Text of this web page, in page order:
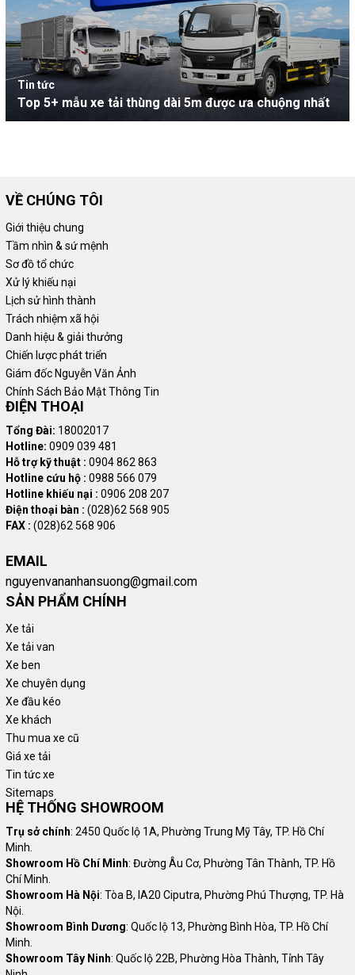
Tin tức
Top 5+ mẫu xe tải thùng dài 5m được ưa chuộng nhất
VỀ CHÚNG TÔI
Giới thiệu chung
Tầm nhìn & sứ mệnh
Sơ đồ tổ chức
Xử lý khiếu nại
Lịch sử hình thành
Trách nhiệm xã hội
Danh hiệu & giải thưởng
Chiến lược phát triển
Giám đốc Nguyễn Văn Ảnh
Chính Sách Bảo Mật Thông Tin
ĐIỆN THOẠI
Tổng Đài: 18002017
Hotline: 0909 039 481
Hỗ trợ kỹ thuật : 0904 862 863
Hotline cứu hộ : 0988 566 079
Hotline khiếu nại : 0906 208 207
Điện thoại bàn : (028)62 568 905
FAX : (028)62 568 906
EMAIL
nguyenvananhansuong@gmail.com
SẢN PHẨM CHÍNH
Xe tải
Xe tải van
Xe ben
Xe chuyên dụng
Xe đầu kéo
Xe khách
Thu mua xe cũ
Giá xe tải
Tin tức xe
Sitemaps
HỆ THỐNG SHOWROOM
Trụ sở chính: 2450 Quốc lộ 1A, Phường Trung Mỹ Tây, TP. Hồ Chí
Minh.
Showroom Hồ Chí Minh: Đường Âu Cơ, Phường Tân Thành, TP. Hồ
Chí Minh.
Showroom Hà Nội: Tòa B, IA20 Ciputra, Phường Phú Thượng, TP. Hà
Nội.
Showroom Bình Dương: Quốc lộ 13, Phường Bình Hòa, TP. Hồ Chí
Minh.
Showroom Tây Ninh: Quốc lộ 22B, Phường Hòa Thành, Tỉnh Tây